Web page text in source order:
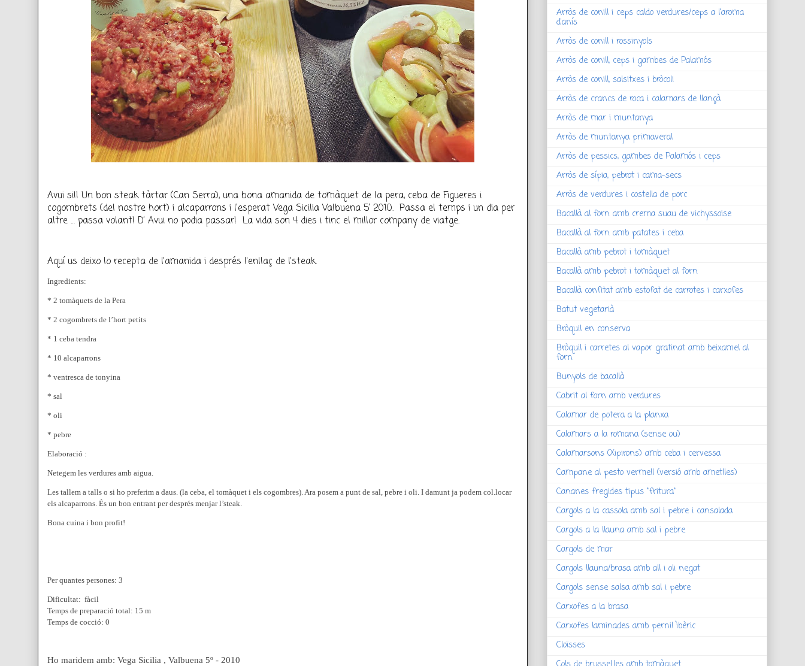
Avui si!! Un bon steak tàrtar (Can Serra), una bona amanida de tomàquet de la pera, ceba de Figueres i
cogombrets (del nostre hort) i alcaparrons i l’esperat Vega Sicilia Valbuena 5’ 2010.  Passa el temps i un dia per
altre … passa volant! D’ Avui no podia passar!  La vida son 4 dies i tinc el millor company de viatge.
Aquí us deixo lo recepta de l'amanida i després l'enllaç de l'steak.
Ingredients:
* 2 tomàquets de la Pera
* 2 cogombrets de l’hort petits
* 1 ceba tendra
* 10 alcaparrons
* ventresca de tonyina
* sal
* oli
* pebre
Elaboració :
Netegem les verdures amb aigua.
Les tallem a talls o si ho preferim a daus. (la ceba, el tomàquet i els cogombres). Ara posem a punt de sal, pebre i oli. I damunt ja podem col.locar
els alcaparrons. És un bon entrant per després menjar l’steak.
Bona cuina i bon profit!
Per quantes persones: 3
Dificultat: fàcil
Temps de preparació total: 15 m
Temps de cocció: 0
Ho maridem amb: Vega Sicilia , Valbuena 5º - 2010
Arròs de conill i ceps caldo verdures/ceps a l'aroma
d'anís
Arròs de conill i rossinyols
Arròs de conill, ceps i gambes de Palamós
Arròs de conill, salsitxes i bròcoli
Arròs de crancs de roca i calamars de llançà
Arròs de mar i muntanya
Arròs de muntanya primaveral
Arròs de pessics, gambes de Palamós i ceps
Arròs de sípia, pebrot i cama-secs
Arròs de verdures i costella de porc
Bacallà al forn amb crema suau de vichyssoise
Bacallà al forn amb patates i ceba
Bacallà amb pebrot i tomàquet
Bacallà amb pebrot i tomàquet al forn
Bacallà confitat amb estofat de carrotes i carxofes
Batut vegetarià
Bròquil en conserva
Bròquil i carretes al vapor gratinat amb beixamel al
forn
Bunyols de bacallà
Cabrit al forn amb verdures
Calamar de potera a la planxa
Calamars a la romana (sense ou)
Calamarsons (Xipirons) amb ceba i cervessa
Campane al pesto vermell (versió amb ametlles)
Cananes fregides tipus "fritura"
Cargols a la cassola amb sal i pebre i cansalada
Cargols a la llauna amb sal i pebre
Cargols de mar
Cargols llauna/brasa amb all i oli negat
Cargols sense salsa amb sal i pebre
Carxofes a la brasa
Carxofes laminades amb pernil ìbèric
Cloïsses